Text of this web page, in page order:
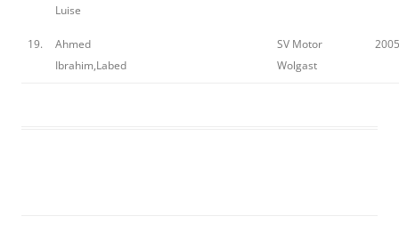
Luise
19.
Ahmed
Ibrahim,Labed
SV Motor
Wolgast
2005